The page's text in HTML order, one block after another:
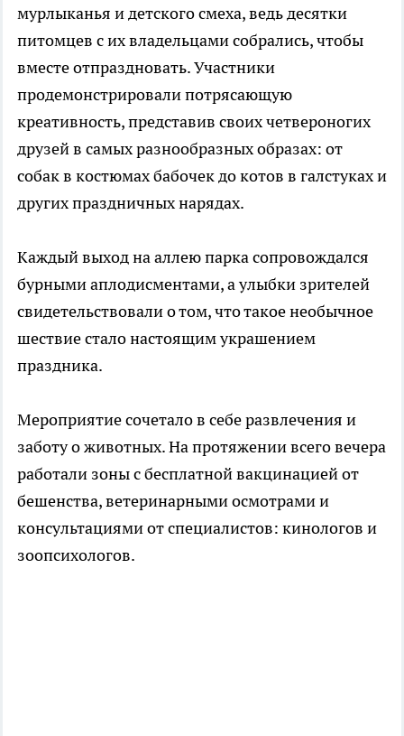
мурлыканья и детского смеха, ведь десятки
питомцев с их владельцами собрались, чтобы
вместе отпраздновать. Участники
продемонстрировали потрясающую
креативность, представив своих четвероногих
друзей в самых разнообразных образах: от
собак в костюмах бабочек до котов в галстуках и
других праздничных нарядах.
Каждый выход на аллею парка сопровождался
бурными аплодисментами, а улыбки зрителей
свидетельствовали о том, что такое необычное
шествие стало настоящим украшением
праздника.
Мероприятие сочетало в себе развлечения и
заботу о животных. На протяжении всего вечера
работали зоны с бесплатной вакцинацией от
бешенства, ветеринарными осмотрами и
консультациями от специалистов: кинологов и
зоопсихологов.